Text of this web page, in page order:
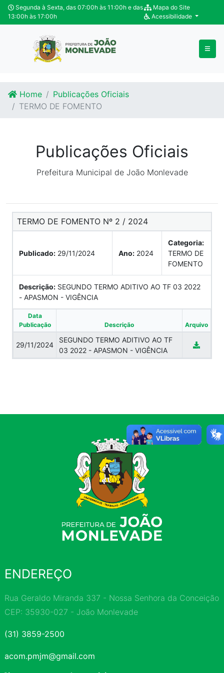
Ir para o conteúdo
Ir para o fim do conteúdo
Segunda à Sexta, das 07:00h às 11:00h e das
13:00h às 17:00h
Mapa do Site
Acessibilidade
Home
Publicações Oficiais
TERMO DE FOMENTO
Publicações Oficiais
Prefeitura Municipal de João Monlevade
TERMO DE FOMENTO Nº 2 / 2024
Publicado: 29/11/2024 Ano: 2024
Categoria:
TERMO DE
FOMENTO
Descrição: SEGUNDO TERMO ADITIVO AO TF 03 2022
- APASMON - VIGÊNCIA
Data
Publicação
Descrição Arquivo
29/11/2024
SEGUNDO TERMO ADITIVO AO TF
03 2022 - APASMON - VIGÊNCIA
ENDEREÇO
Rua Geraldo Miranda 337 - Nossa Senhora da Conceição
CEP: 35930-027 - João Monlevade
(31) 3859-2500
acom.pmjm@gmail.com